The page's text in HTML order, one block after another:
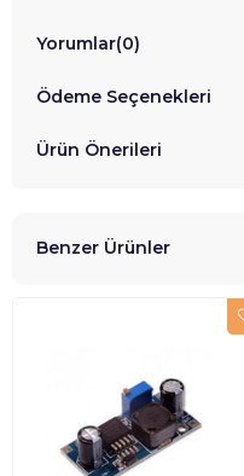
Yorumlar(0)
Ödeme Seçenekleri
Ürün Önerileri
Benzer Ürünler